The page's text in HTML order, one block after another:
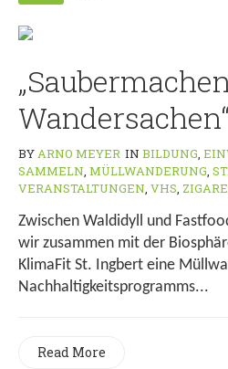
Wandersachen“
BYARNO MEYER IN BILDUNG,
SAMMELN, MÜLLWANDERUNG,
VERANSTALTUNGEN, VHS,
Zwischen Waldidyll und
wir zusammen mit der
KlimaFit St. Ingbert eine
Nachhaltigkeitsprogramms...
Read More